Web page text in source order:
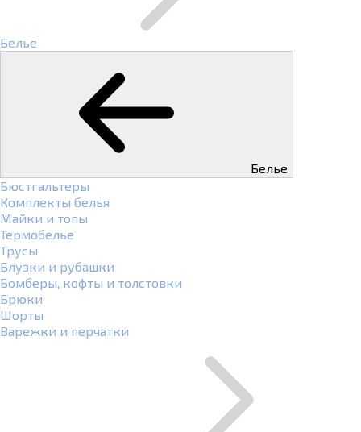
Белье
Белье
Бюстгальтеры
Комплекты белья
Майки и топы
Термобелье
Трусы
Блузки и рубашки
Бомберы, кофты и толстовки
Брюки
Шорты
Варежки и перчатки